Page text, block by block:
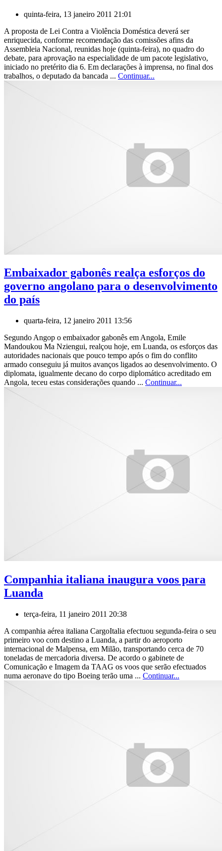
quinta-feira, 13 janeiro 2011 21:01
A proposta de Lei Contra a Violência Doméstica deverá ser
enriquecida, conforme recomendação das comissões afins da
Assembleia Nacional, reunidas hoje (quinta-feira), no quadro do
debate, para aprovação na especialidade de um pacote legislativo,
iniciado no pretérito dia 6. Em declarações à imprensa, no final dos
trabalhos, o deputado da bancada ... Continuar...
Embaixador gabonês realça esforços do
governo angolano para o desenvolvimento
do país
quarta-feira, 12 janeiro 2011 13:56
Segundo Angop o embaixador gabonês em Angola, Emile
Mandoukou Ma Nziengui, realçou hoje, em Luanda, os esforços das
autoridades nacionais que pouco tempo após o fim do conflito
armado conseguiu já muitos avanços ligados ao desenvolvimento. O
diplomata, igualmente decano do corpo diplomático acreditado em
Angola, teceu estas considerações quando ... Continuar...
Companhia italiana inaugura voos para
Luanda
terça-feira, 11 janeiro 2011 20:38
A companhia aérea italiana CargoItalia efectuou segunda-feira o seu
primeiro voo com destino a Luanda, a partir do aeroporto
internacional de Malpensa, em Milão, transportando cerca de 70
toneladas de mercadoria diversa. De acordo o gabinete de
Comunicação e Imagem da TAAG os voos que serão efectuados
numa aeronave do tipo Boeing terão uma ... Continuar...